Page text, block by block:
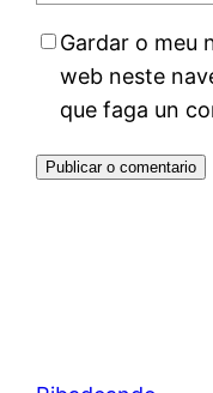
Gardar o meu
web neste
que faga un